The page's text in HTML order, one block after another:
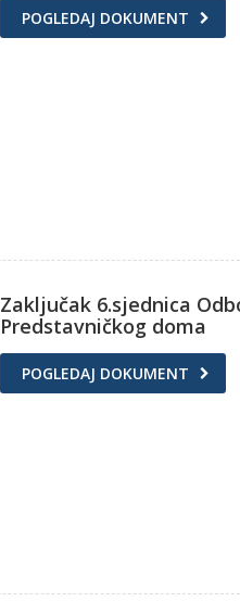
POGLEDAJ DOKUMENT
Zaključak 6.sjednica
Predstavničkog doma
POGLEDAJ DOKUMENT